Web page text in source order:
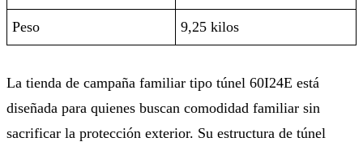
Peso 9,25 kilos
La tienda de campaña familiar tipo túnel 60I24E está
diseñada para quienes buscan comodidad familiar sin
sacrificar la protección exterior. Su estructura de túnel